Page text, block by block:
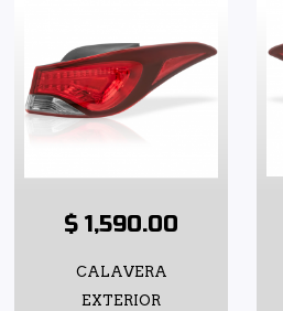
$ 1,590.00
CALAVERA
EXTERIOR